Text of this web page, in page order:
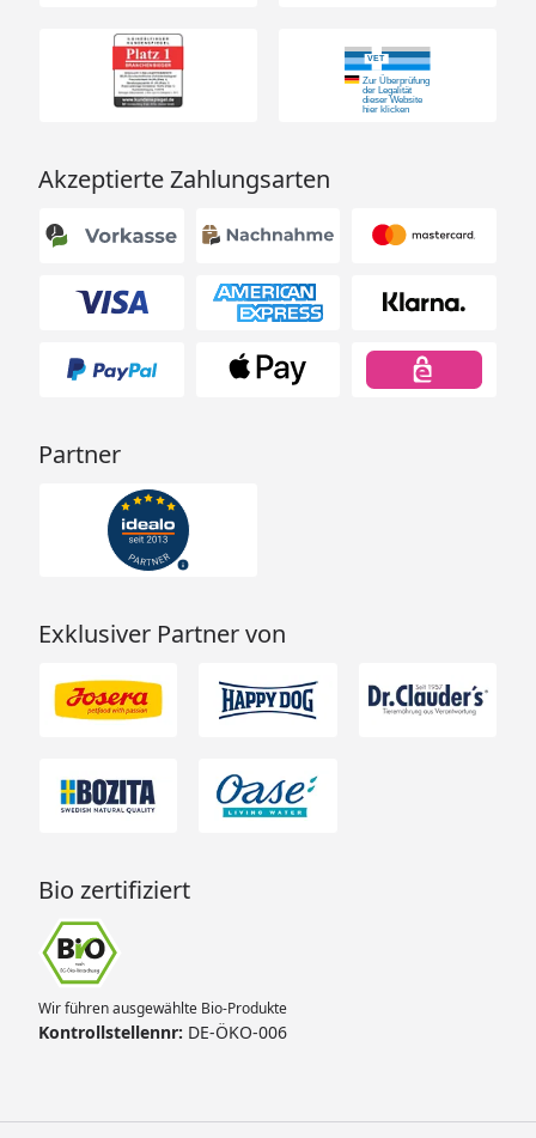
Akzeptierte Zahlungsarten
Partner
Exklusiver Partner von
Bio zertifiziert
Wir führen ausgewählte Bio-Produkte
Kontrollstellennr: DE-ÖKO-006